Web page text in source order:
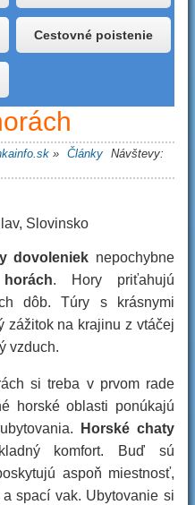
Cestovné poistenie
» Články Návštevy:
dovoleniek nepochybne
. Hory priťahujú
dôb. Túry s krásnymi
zážitok na krajinu z vtáčej
vzduch.
si treba v prvom rade
horské oblasti ponúkajú
Horské chaty
komfort. Buď sú
aspoň miestnosť,
spací vak. Ubytovanie si